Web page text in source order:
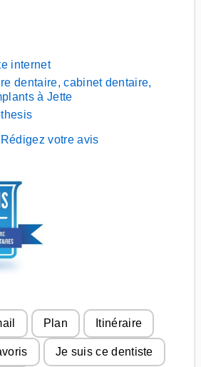
internet
dentaire, cabinet dentaire,
à Jette
Rédigez votre avis
Plan Itinéraire
Je suis ce dentiste